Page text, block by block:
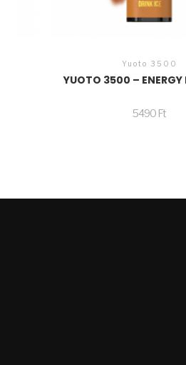
Yuoto 3500
YUOTO 3500 – ENERGY
5490 Ft